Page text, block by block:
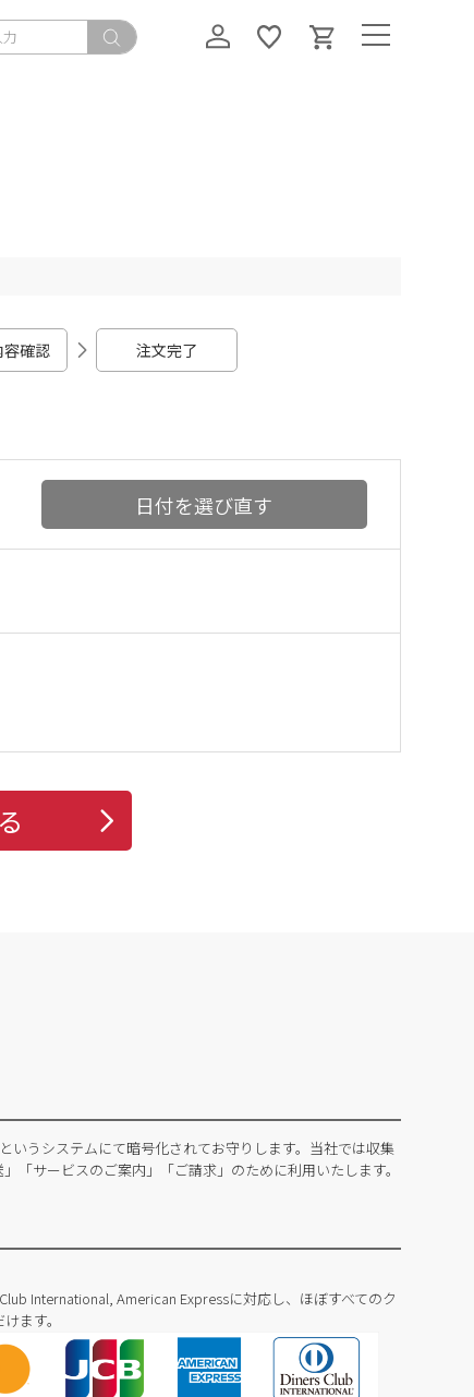
容確認 注文完了
日付を選び直す
いうシステムにて暗号化されてお守りします。当社では収集
「サービスのご案内」「ご請求」のために利用いたします。
International, American Expressに対応し、ほぼすべてのク
ます。